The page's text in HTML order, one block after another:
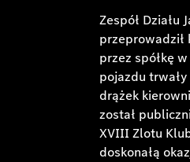
Zespół Działu
przeprowadził
przez spółkę
pojazdu
drążek
został
XVIII Zlotu
doskonałą